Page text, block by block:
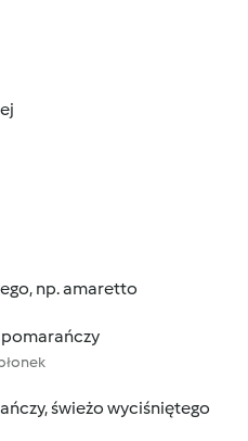
np. amaretto
pomarańczy
świeżo wyciśniętego